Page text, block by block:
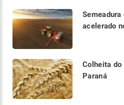
acelerado
Colheita
Paraná